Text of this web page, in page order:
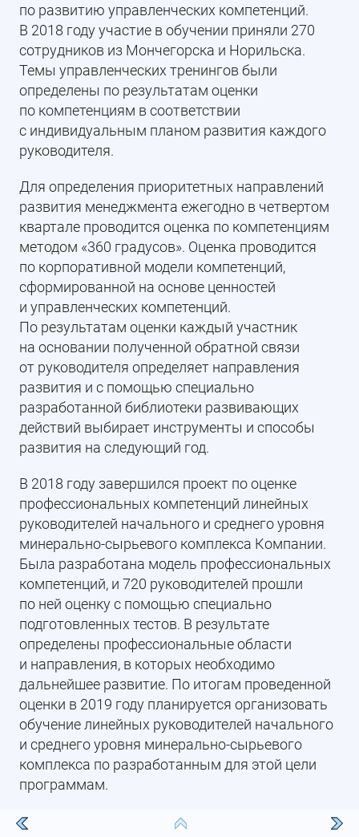
по развитию управленческих компетенций.
В 2018 году участие в обучении приняли 270
сотрудников из Мончегорска и Норильска.
Темы управленческих тренингов были
определены по результатам оценки
по компетенциям в соответствии
с индивидуальным планом развития каждого
руководителя.
Для определения приоритетных направлений
развития менеджмента ежегодно в четвертом
квартале проводится оценка по компетенциям
методом «360 градусов». Оценка проводится
по корпоративной модели компетенций,
сформированной на основе ценностей
и управленческих компетенций.
По результатам оценки каждый участник
на основании полученной обратной связи
от руководителя определяет направления
развития и с помощью специально
разработанной библиотеки развивающих
действий выбирает инструменты и способы
развития на следующий год.
В 2018 году завершился проект по оценке
профессиональных компетенций линейных
руководителей начального и среднего уровня
минерально-сырьевого комплекса Компании.
Была разработана модель профессиональных
компетенций, и 720 руководителей прошли
по ней оценку с помощью специально
подготовленных тестов. В результате
определены профессиональные области
и направления, в которых необходимо
дальнейшее развитие. По итогам проведенной
оценки в 2019 году планируется организовать
обучение линейных руководителей начального
и среднего уровня минерально-сырьевого
комплекса по разработанным для этой цели
программам.
Повышение профессионального